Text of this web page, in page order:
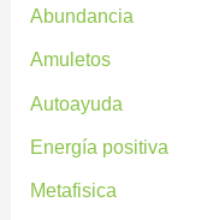
Abundancia
Amuletos
Autoayuda
Energía positiva
Metafisica